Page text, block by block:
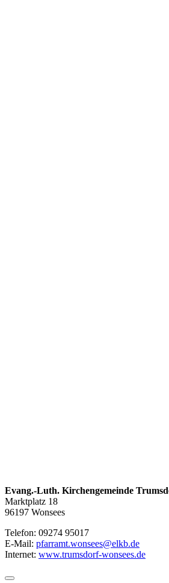
Evang.-Luth. Kirchengemeinde
Marktplatz 18
96197 Wonsees
Telefon: 09274 95017
E-Mail: pfarramt.wonsees@elkb.de
Internet: www.trumsdorf-wonsees.de